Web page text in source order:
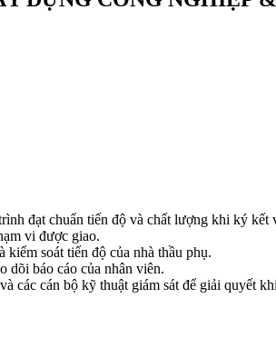
đạt chuẩn tiến độ và chất lượng khi ký
vi được giao.
soát tiến độ của nhà thầu phụ.
dõi báo cáo của nhân viên.
các cán bộ kỹ thuật giám sát để giải quyết